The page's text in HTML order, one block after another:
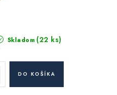
Skladom (22 ks)
DO KOŠÍKA